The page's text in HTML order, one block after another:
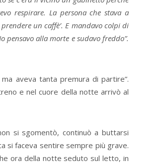
respirare. La persona che stava a
un caffè’. E mandavo colpi di
pensavo alla morte e sudavo freddo”.
aveva tanta premura di partire”.
e nel cuore della notte arrivò al
si sgomentò, continuò a buttarsi
si faceva sentire sempre più grave.
ora della notte seduto sul letto, in